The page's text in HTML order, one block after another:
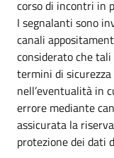
corso di incontri in
I segnalanti sono
canali
considerato che
termini di
nell’eventualità in
errore mediante
assicurata la
protezione dei dati